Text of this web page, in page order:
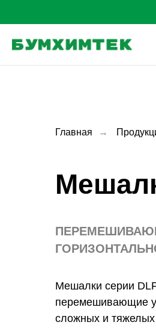
Главная →
Мешалки серии
перемешивающие
сложных и тяжелых